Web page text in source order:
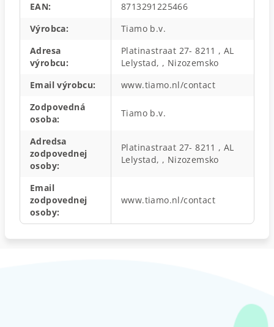
EAN:
8713291225466
Výrobca:
Tiamo b.v.
Adresa
výrobcu:
Platinastraat 27- 8211 , AL
Lelystad, , Nizozemsko
Email výrobcu:
www.tiamo.nl/contact
Zodpovedná
osoba:
Tiamo b.v.
Adredsa
zodpovednej
osoby:
Platinastraat 27- 8211 , AL
Lelystad, , Nizozemsko
Email
zodpovednej
osoby:
www.tiamo.nl/contact